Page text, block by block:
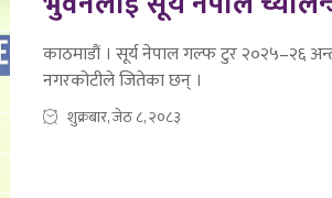
काठमाडौं । सूर्य नेपाल गल्फ टुर २०२५–२६
नगरकोटीले जितेका छन् ।
शुक्रबार, जेठ ८, २०८३